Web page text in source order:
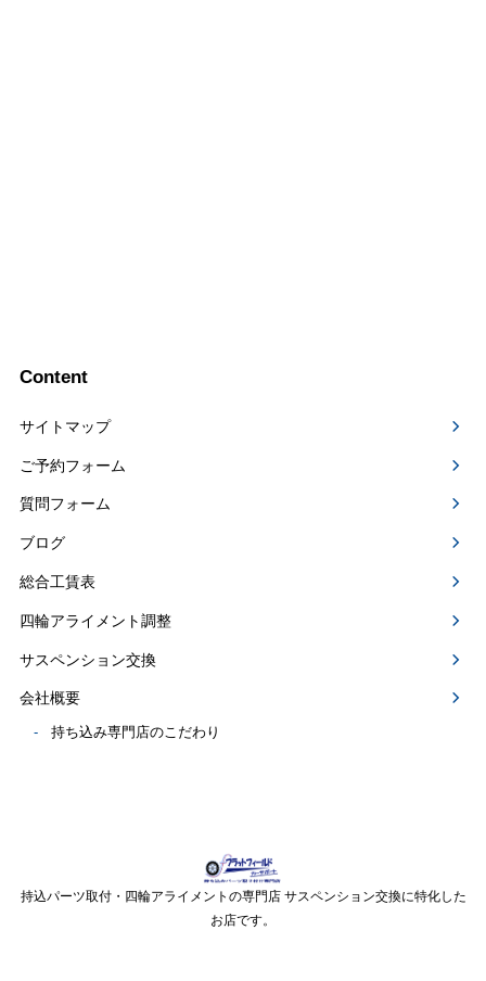
Content
サイトマップ
ご予約フォーム
質問フォーム
ブログ
総合工賃表
四輪アライメント調整
サスペンション交換
会社概要
持ち込み専門店のこだわり
持込パーツ取付・四輪アライメントの専門店 サスペンション交換に特化した
お店です。